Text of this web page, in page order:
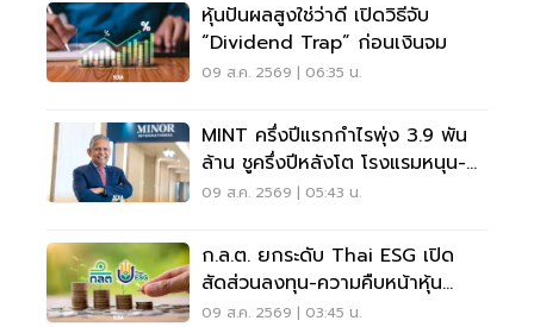
หุ้นปันผลสูงใช่ว่าดี เปิดวิธีจับ
“Dividend Trap” ก่อนเงินจม
09 ส.ค. 2569 | 06:35 น.
MINT ครึ่งปีแรกกำไรพุ่ง 3.9 พัน
ล้าน ชูครึ่งปีหลังโต โรงแรมหนุน-
ลุยลดภาระหนี้
09 ส.ค. 2569 | 05:43 น.
ก.ล.ต. ยกระดับ Thai ESG เปิด
สัดส่วนลงทุน-ความคืบหน้าหุ้น
JUMP+
09 ส.ค. 2569 | 03:45 น.